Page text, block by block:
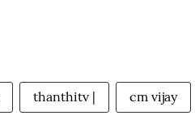
thanthitv | cm vijay